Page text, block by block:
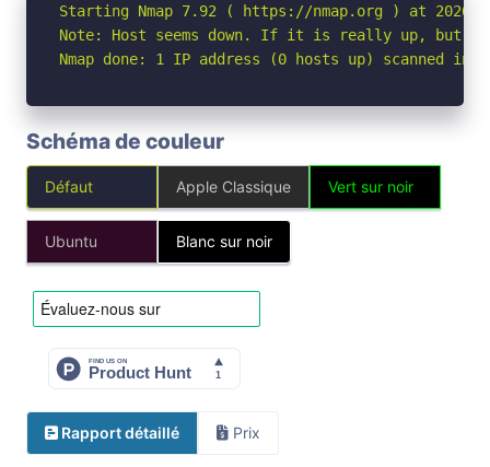
Starting Nmap 7.92 ( https://nmap.org ) at 2026-
Note: Host seems down. If it is really up, but
Nmap done: 1 IP address (0 hosts up) scanned in
Schéma de couleur
Défaut Apple Classique Vert sur noir
Ubuntu Blanc sur noir
Rapport détaillé Prix